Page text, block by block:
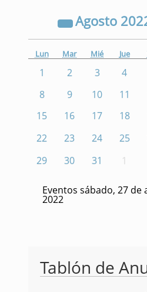
Agosto
Lun Mar Mié Jue
1 2 3 4
8
9 10 11
15
16 17 18
22
23 24 25
29
30 31 1
Eventos sábado, 27 de
2022
Tablón de